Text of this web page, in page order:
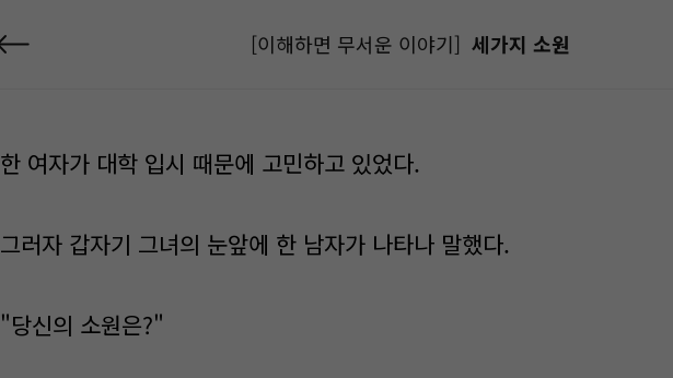
[이해하면 무서운 이야기] 세가지 소원
한 여자가 대학 입시 때문에 고민하고 있었다.
그러자 갑자기 그녀의 눈앞에 한 남자가 나타나 말했다.
"당신의 소원은?"